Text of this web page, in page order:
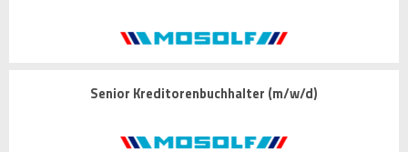
Senior Kreditorenbuchhalter (m/w/d)